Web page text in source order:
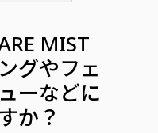
MIST
グやフェ
ーなどに
か？